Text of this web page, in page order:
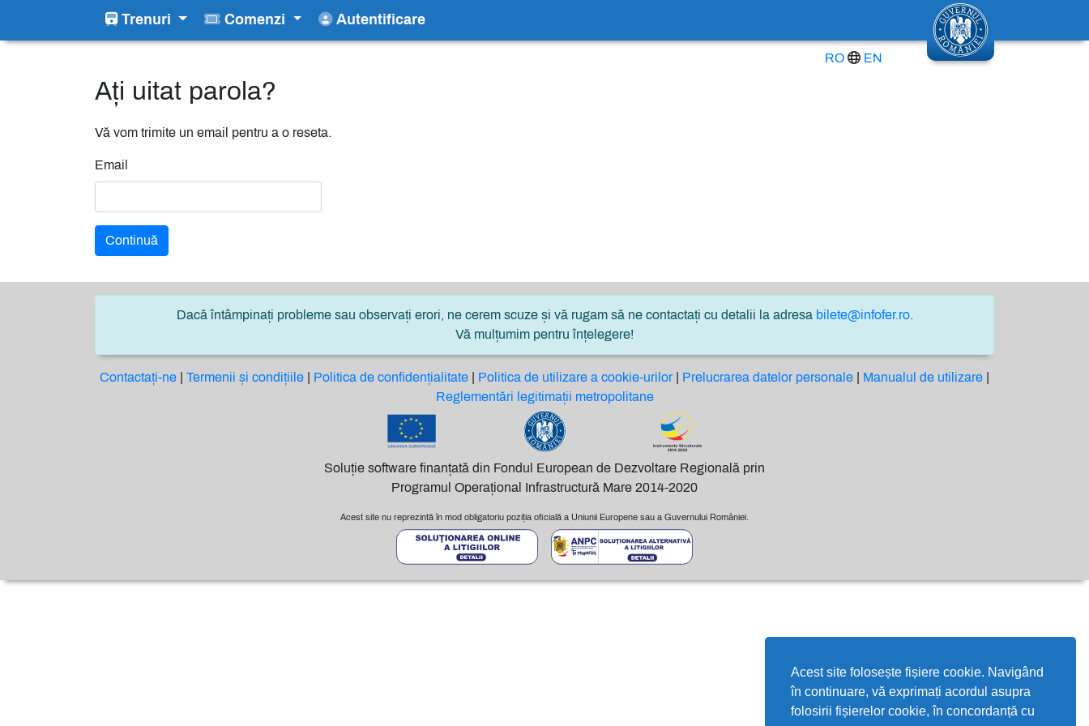
Acest site folosește fișiere cookie. Navigând
în continuare, vă exprimați acordul asupra
folosirii fișierelor cookie, în concordanță cu
Trenuri Comenzi Autentificare
RO EN
Ați uitat parola?
Vă vom trimite un email pentru a o reseta.
Email
Continuă
Dacă întâmpinați probleme sau observați erori, ne cerem scuze și vă rugam să ne contactați cu detalii la adresa bilete@infofer.ro.
Vă mulțumim pentru înțelegere!
Contactați-ne Termenii și condițiile Politica de confidențialitate Politica de utilizare a cookie-urilor| Prelucrarea datelor personale Manualul de utilizare
Reglementări legitimații metropolitane
Soluție software finanțată din Fondul European de Dezvoltare Regională prin
Programul Operațional Infrastructură Mare 2014-2020
Acest site nu reprezintă în mod obligatoriu poziția oficială a Uniunii Europene sau a Guvernului României.